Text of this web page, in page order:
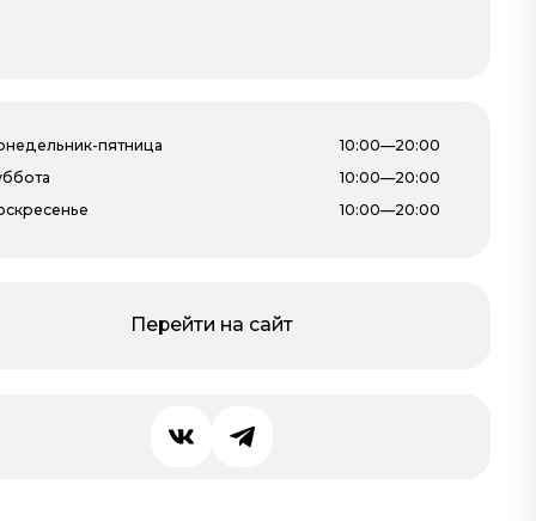
ОРМАТЕК
пятница
10:00—20:00
10:00—20:00
10:00—20:00
Перейти на сайт